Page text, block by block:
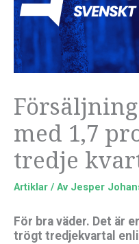
med 1,7
tredje
Artiklar / Av Jesper
För bra väder. Det är
trögt tredjekvartal